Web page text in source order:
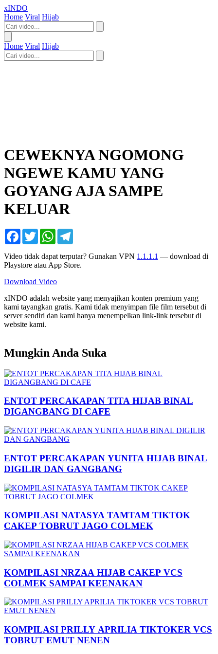
xINDO
Home Viral Hijab
Home Viral Hijab
CEWEKNYA NGOMONG
NGEWE KAMU YANG
GOYANG AJA SAMPE
KELUAR
Facebook
TwitterWhatsApp
Video tidak dapat terputar? Gunakan VPN 1.1.1.1 — download di
Playstore atau App Store.
Download Video
xINDO adalah website yang menyajikan konten premium yang
kami tayangkan gratis. Kami tidak menyimpan file film tersebut di
server sendiri dan kami hanya menempelkan link-link tersebut di
website kami.
Mungkin Anda Suka
ENTOT PERCAKAPAN TITA HIJAB BINAL
DIGANGBANG DI CAFE
ENTOT PERCAKAPAN YUNITA HIJAB BINAL
DIGILIR DAN GANGBANG
KOMPILASI NATASYA TAMTAM TIKTOK
CAKEP TOBRUT JAGO COLMEK
KOMPILASI NRZAA HIJAB CAKEP VCS
COLMEK SAMPAI KEENAKAN
KOMPILASI PRILLY APRILIA TIKTOKER VCS
TOBRUT EMUT NENEN